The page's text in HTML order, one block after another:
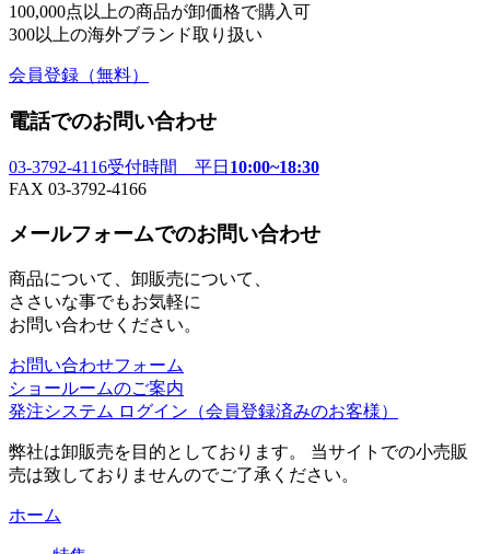
100,000点以上の商品が卸価格で購入可
300以上の海外ブランド取り扱い
会員登録 （無料）
電話でのお問い合わせ
03-3792-4116受付時間 平日 10:00~18:30
FAX 03-3792-4166
メールフォームでのお問い合わせ
商品について、卸販売について、
ささいな事でもお気軽に
お問い合わせください。
お問い合わせフォーム
ショールームのご案内
発注システム ログイン （会員登録済みのお客様）
弊社は卸販売を目的としております。 当サイトでの小売販
売は致しておりませんのでご了承ください。
ホーム